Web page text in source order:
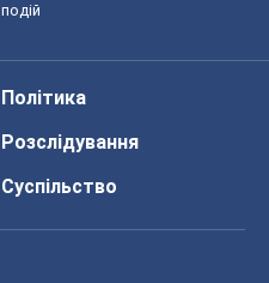
подій
Політика
Розслідування
Суспільство